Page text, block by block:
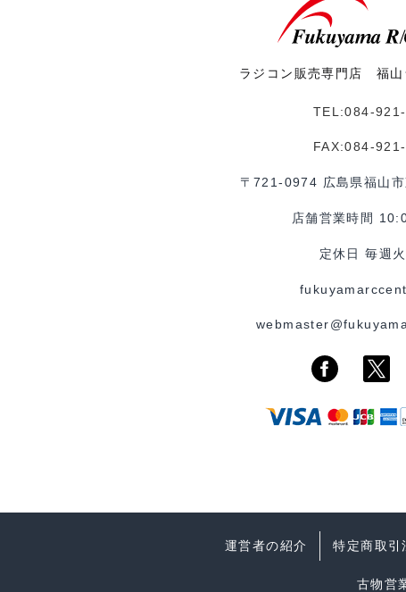
g
ラジコン販売専門店 福山
TEL:084-
FAX:084-
〒721-0974 広島県福山
店舗営業時間
定休日 毎週
運営者の紹介 特定商取引
古物営